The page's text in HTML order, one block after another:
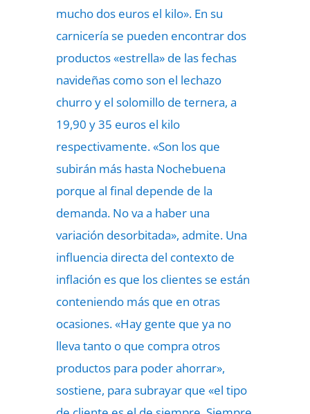
mucho dos euros el kilo». En su
carnicería se pueden encontrar dos
productos «estrella» de las fechas
navideñas como son el lechazo
churro y el solomillo de ternera, a
19,90 y 35 euros el kilo
respectivamente. «Son los que
subirán más hasta Nochebuena
porque al final depende de la
demanda. No va a haber una
variación desorbitada», admite. Una
influencia directa del contexto de
inflación es que los clientes se están
conteniendo más que en otras
ocasiones. «Hay gente que ya no
lleva tanto o que compra otros
productos para poder ahorrar»,
sostiene, para subrayar que «el tipo